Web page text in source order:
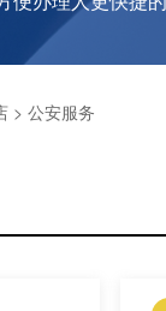
> 公安服务